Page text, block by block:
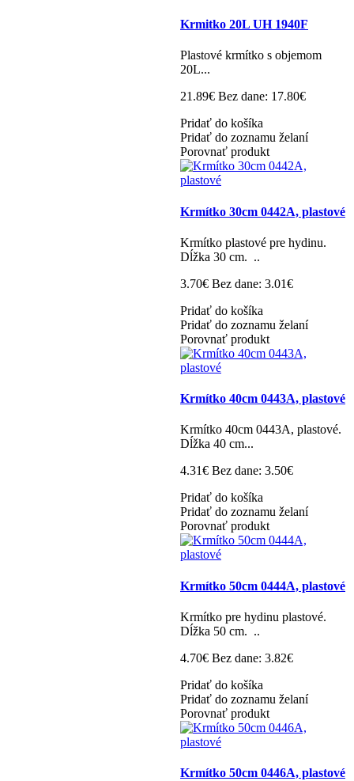
Krmitko 20L UH 1940F
Plastové krmítko s objemom
20L...
21.89€ Bez dane: 17.80€
Pridať do košíka
Pridať do zoznamu želaní
Porovnať produkt
Krmítko 30cm 0442A, plastové
Krmítko plastové pre hydinu.
Dĺžka 30 cm. ..
3.70€ Bez dane: 3.01€
Pridať do košíka
Pridať do zoznamu želaní
Porovnať produkt
Krmítko 40cm 0443A, plastové
Krmítko 40cm 0443A, plastové.
Dĺžka 40 cm...
4.31€ Bez dane: 3.50€
Pridať do košíka
Pridať do zoznamu želaní
Porovnať produkt
Krmítko 50cm 0444A, plastové
Krmítko pre hydinu plastové.
Dĺžka 50 cm. ..
4.70€ Bez dane: 3.82€
Pridať do košíka
Pridať do zoznamu želaní
Porovnať produkt
Krmítko 50cm 0446A, plastové